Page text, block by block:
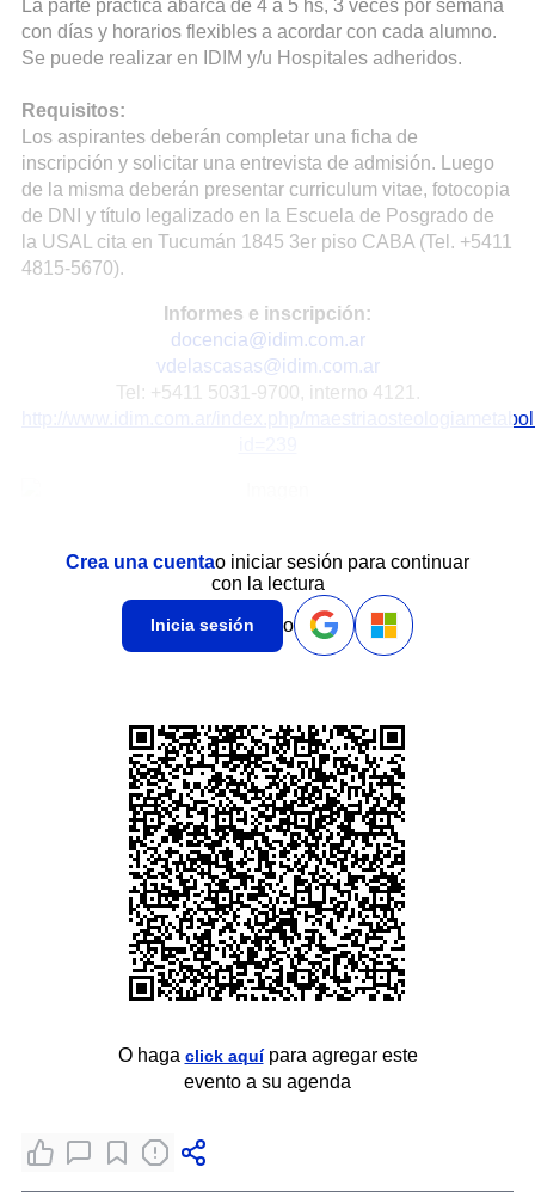
La parte práctica abarca de 4 a 5 hs, 3 veces por semana
con días y horarios flexibles a acordar con cada alumno.
Se puede realizar en IDIM y/u Hospitales adheridos.
Requisitos:
Los aspirantes deberán completar una ficha de
inscripción y solicitar una entrevista de admisión. Luego
de la misma deberán presentar curriculum vitae, fotocopia
de DNI y título legalizado en la Escuela de Posgrado de
la USAL cita en Tucumán 1845 3er piso CABA (Tel. +5411
4815-5670).
Informes e inscripción:
docencia@idim.com.ar
vdelascasas@idim.com.ar
Tel: +5411 5031-9700, interno 4121.
http://www.idim.com.ar/index.php/
Crea una cuentao iniciar sesión para continuar
con la lectura
Inicia sesión o
O haga click aquípara agregar este
evento a su agenda